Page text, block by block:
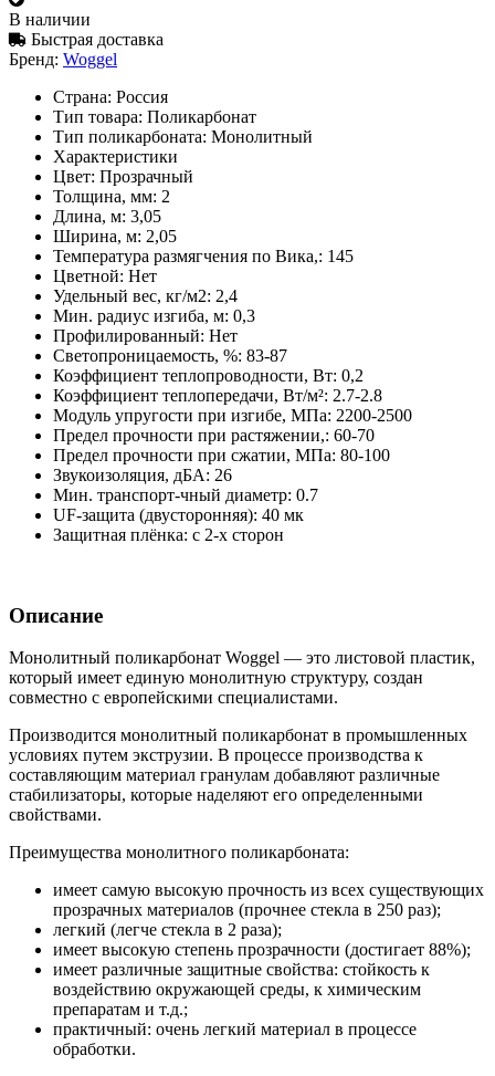
В наличии
Быстрая доставка
Бренд: Woggel
Страна: Россия
Тип товара: Поликарбонат
Тип поликарбоната: Монолитный
Характеристики
Цвет: Прозрачный
Толщина, мм: 2
Длина, м: 3,05
Ширина, м: 2,05
Температура размягчения по Вика,: 145
Цветной: Нет
Удельный вес, кг/м2: 2,4
Мин. радиус изгиба, м: 0,3
Профилированный: Нет
Светопроницаемость, %: 83-87
Коэффициент теплопроводности, Вт: 0,2
Коэффициент теплопередачи, Вт/м²: 2.7-2.8
Модуль упругости при изгибе, МПа: 2200-2500
Предел прочности при растяжении,: 60-70
Предел прочности при сжатии, МПа: 80-100
Звукоизоляция, дБА: 26
Мин. транспорт-чный диаметр: 0.7
UF-защита (двусторонняя): 40 мк
Защитная плёнка: с 2-х сторон
Описание
Монолитный поликарбонат Woggel — это листовой пластик,
который имеет единую монолитную структуру, создан
совместно с европейскими специалистами.
Производится монолитный поликарбонат в промышленных
условиях путем экструзии. В процессе производства к
составляющим материал гранулам добавляют различные
стабилизаторы, которые наделяют его определенными
свойствами.
Преимущества монолитного поликарбоната:
имеет самую высокую прочность из всех существующих
прозрачных материалов (прочнее стекла в 250 раз);
легкий (легче стекла в 2 раза);
имеет высокую степень прозрачности (достигает 88%);
имеет различные защитные свойства: стойкость к
воздействию окружающей среды, к химическим
препаратам и т.д.;
практичный: очень легкий материал в процессе
обработки.